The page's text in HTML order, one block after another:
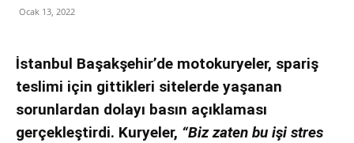
Ocak 13, 2022
İstanbul Başakşehir’de motokuryeler, spariş
teslimi için gittikleri sitelerde yaşanan
sorunlardan dolayı basın açıklaması
gerçekleştirdi. Kuryeler, “Biz zaten bu işi stres